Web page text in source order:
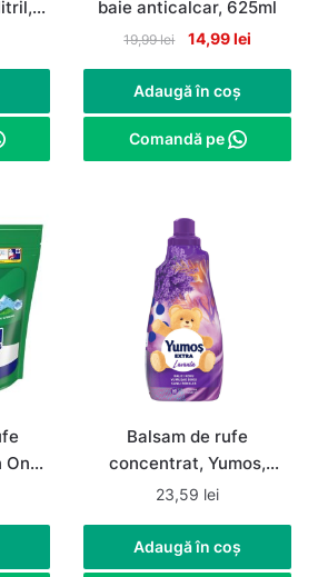
baie anticalcar, 625ml
19,99lei
Original
was:
19,99 lei.
14,99lei
14,99 lei.
Adaugă în coș
Comandă pe
One
Balsam de rufe
concentrat, Yumos,
Lavanda, 1.44 L, 60
23,59 lei
Adaugă în coș